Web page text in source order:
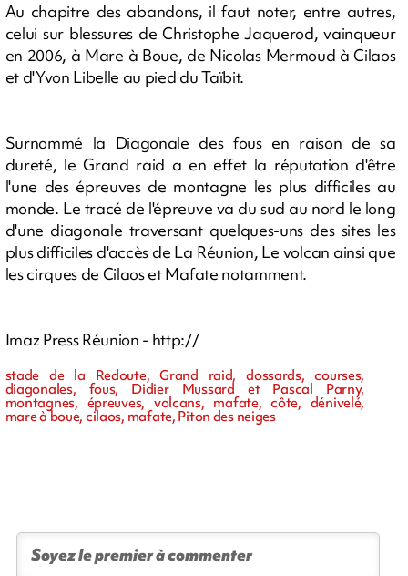
Au chapitre des abandons, il faut noter, entre autres,
celui sur blessures de Christophe Jaquerod, vainqueur
en 2006, à Mare à Boue, de Nicolas Mermoud à Cilaos
et d'Yvon Libelle au pied du Taïbit.
Surnommé la Diagonale des fous en raison de sa
dureté, le Grand raid a en effet la réputation d'être
l'une des épreuves de montagne les plus difficiles au
monde. Le tracé de l'épreuve va du sud au nord le long
d'une diagonale traversant quelques-uns des sites les
plus difficiles d'accès de La Réunion, Le volcan ainsi que
les cirques de Cilaos et Mafate notamment.
Imaz Press Réunion - http://
stade de la Redoute, Grand raid, dossards, courses,
diagonales, fous, Didier Mussard et Pascal Parny,
montagnes, épreuves, volcans, mafate, côte, dénivelé,
mare à boue, cilaos, mafate, Piton des neiges